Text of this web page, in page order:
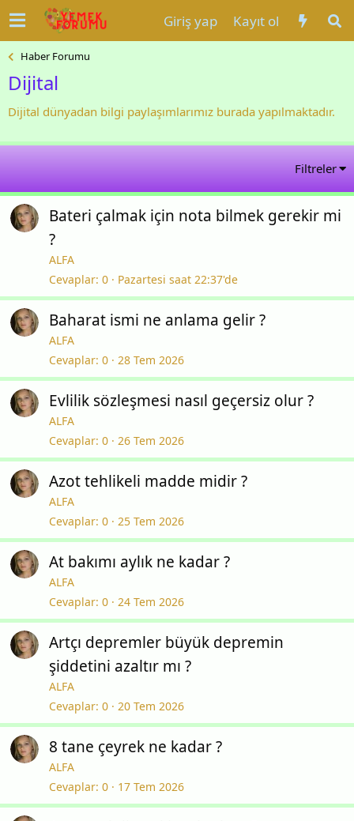
Giriş yap Kayıt ol
Haber Forumu
Dijital
Dijital dünyadan bilgi paylaşımlarımız burada yapılmaktadır.
Filtreler
Bateri çalmak için nota bilmek gerekir mi
?
ALFA
Cevaplar 0 Pazartesi saat 22:37'de
Baharat ismi ne anlama gelir ?
ALFA
Cevaplar 0 28 Tem 2026
Evlilik sözleşmesi nasıl geçersiz olur ?
ALFA
Cevaplar 0 26 Tem 2026
Azot tehlikeli madde midir ?
ALFA
Cevaplar 0 25 Tem 2026
At bakımı aylık ne kadar ?
ALFA
Cevaplar 0 24 Tem 2026
Artçı depremler büyük depremin
şiddetini azaltır mı ?
ALFA
Cevaplar 0 20 Tem 2026
8 tane çeyrek ne kadar ?
ALFA
Cevaplar 0 17 Tem 2026